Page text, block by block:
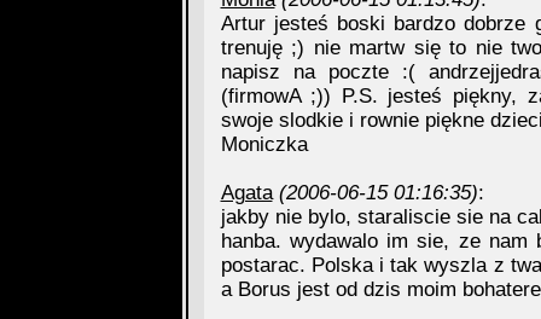
Artur jesteś boski bardzo dobrze
trenuję ;) nie martw się to nie
napisz na poczte :(
(firmowA ;)) P.S. jesteś piękny,
swoje slodkie i rownie piękne
Moniczka
Agata (2006-06-15 01:16:35):
jakby nie bylo, staraliscie sie na
hanba. wydawalo im sie, ze
postarac. Polska i tak wyszla z
a Borus jest od dzis moim